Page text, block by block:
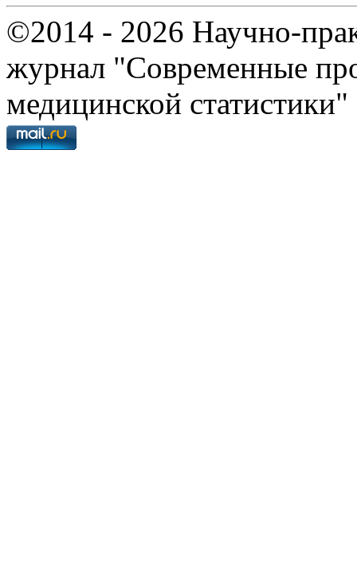
©2014 - 2026 Научно-
журнал "Современные
медицинской статистики"